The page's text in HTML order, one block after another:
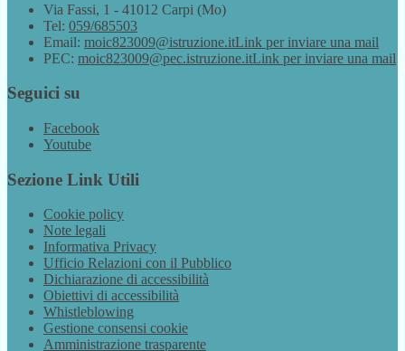
Via Fassi, 1 - 41012 Carpi (Mo)
Tel: 059/685503
Email: moic823009@istruzione.itLink per inviare una mail
PEC: moic823009@pec.istruzione.itLink per inviare una mail
Seguici su
Facebook
Youtube
Sezione Link Utili
Cookie policy
Note legali
Informativa Privacy
Ufficio Relazioni con il Pubblico
Dichiarazione di accessibilità
Obiettivi di accessibilità
Whistleblowing
Gestione consensi cookie
Amministrazione trasparente